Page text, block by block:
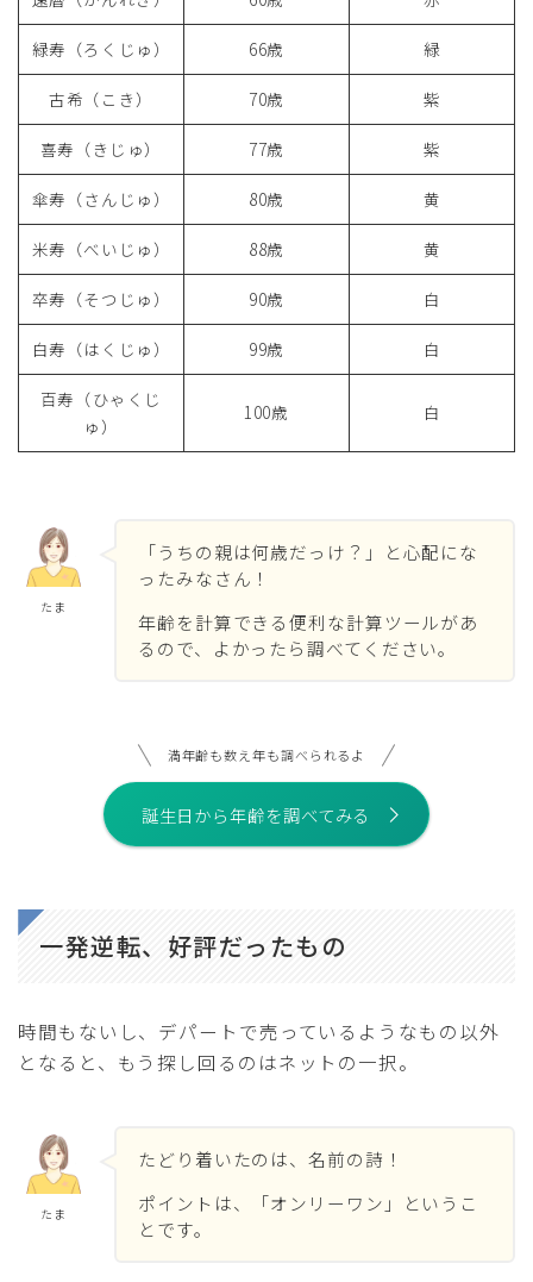
緑寿（ろくじゅ） 66歳 緑
古希（こき） 70歳 紫
喜寿（きじゅ） 77歳 紫
傘寿（さんじゅ） 80歳 黄
米寿（べいじゅ） 88歳 黄
卒寿（そつじゅ） 90歳 白
白寿（はくじゅ） 99歳 白
百寿（ひゃくじ
ゅ）
100歳 白
たま
「うちの親は何歳だっけ？」と心配にな
ったみなさん！
年齢を計算できる便利な計算ツールがあ
るので、よかったら調べてください。
満年齢も数え年も調べられるよ
誕生日から年齢を調べてみる
一発逆転、好評だったもの
時間もないし、デパートで売っているようなもの以外
となると、もう探し回るのはネットの一択。
たま
たどり着いたのは、名前の詩！
ポイントは、「オンリーワン」というこ
とです。